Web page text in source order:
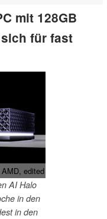
mit 128GB
für fast
edited
AI Halo
in den
in den